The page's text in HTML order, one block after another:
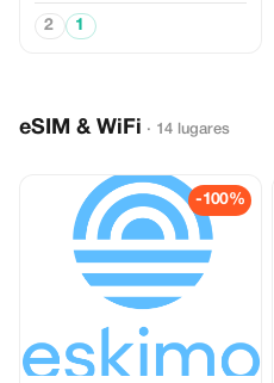
2 1
eSIM & WiFi · 14 lugares
-100%